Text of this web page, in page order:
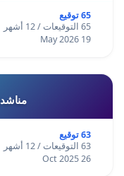
65 توقيع
65 التوقيعات / 12 أشهر
19 May 2026
63 توقيع
63 التوقيعات / 12 أشهر
26 Oct 2025